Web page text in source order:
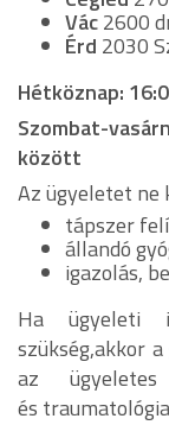
Vác2600
Érd 2030
Hétköznap:
Szombat-
között
Az ügyeletet ne
tápszer
állandó
igazolás,
Ha ügyeleti
szükség,akkor a
az
és